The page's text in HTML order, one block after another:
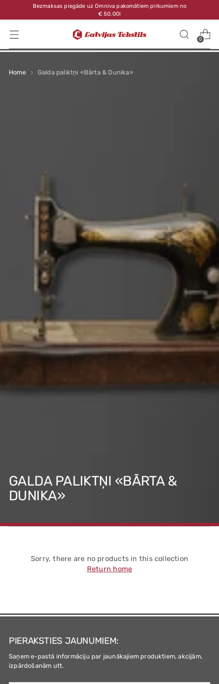
Bezmaksas piegāde uz Omniva pakomātiem pirkumiem no
€ 50.00!
0
GALDA PALIKTŅI «BĀRTA &
DUNIKA»
Home Galda paliktņi «Bārta & Dunika»
Sorry, there are no products in this collection
Return home
PIERAKSTIES JAUNUMIEM:
Saņem e-pastā informāciju par jaunākajiem produktiem, akcijām,
izpārdošanām utt.